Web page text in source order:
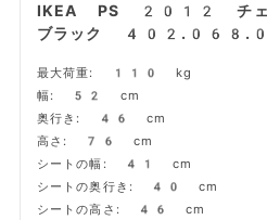
IKEA PS 2012 チェア
ブラック
最大荷重: 110 kg
幅: 52 cm
奥行き: 46 cm
高さ: 76 cm
シートの幅: 41 cm
シートの奥行き: 40 cm
シートの高さ: 46 cm